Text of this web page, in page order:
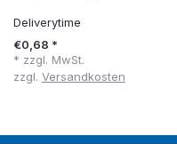
Deliverytime
€0,68 *
* zzgl. MwSt.
zzgl. Versandkosten